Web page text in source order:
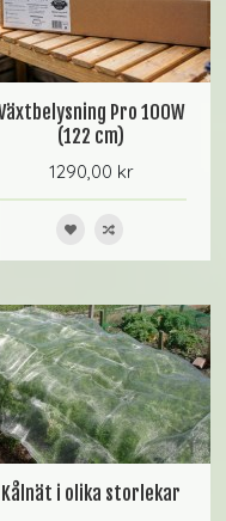
Pro 100W
(122 cm)
1290,00 kr
Kålnät i olika storlekar